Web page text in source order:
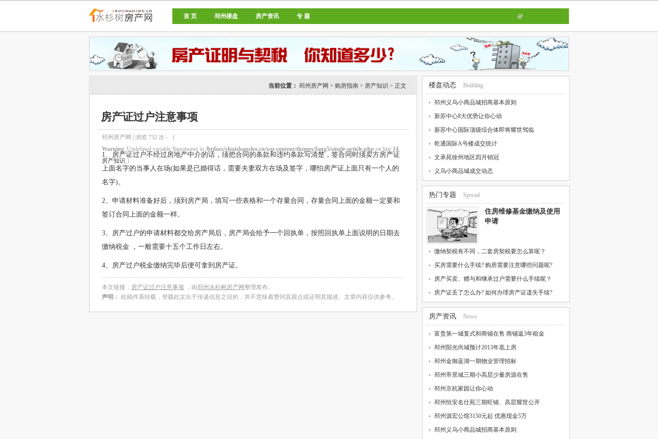
首 页 邳州楼盘 房产资讯 专 题 @
当前位置： 邳州房产网 > 购房指南 > 房产知识 > 正文
房产证过户注意事项
邳州房产网 | 浏览 732 次 - ｛
Warning: Undefined variable $taxonomy in /htdocs/shuishanshu.cn/wp-content/themes/fang5/single-article.php on line 14
房产知识 ｝
1、房产证过户不经过房地产中介的话，须把合同的条款和违约条款写清楚，签合同时须卖方房产证
上面名字的当事人在场(如果是已婚得话，需要夫妻双方在场及签字，哪怕房产证上面只有一个人的
名字)。
2、申请材料准备好后，须到房产局，填写一些表格和一个存量合同，存量合同上面的金额一定要和
签订合同上面的金额一样。
3、房产过户的申请材料都交给房产局后，房产局会给予一个回执单，按照回执单上面说明的日期去
缴纳税金 ，一般需要十五个工作日左右。
4、房产过户税金缴纳完毕后便可拿到房产证。
本文链接： 房产证过户注意事项 ，由邳州水杉树房产网整理发布。
声明：
此稿件系转载，登载此文出于传递信息之目的，并不意味着赞同其观点或证明其描述。文章内容仅供参考。
楼盘动态 Building
邳州义乌小商品城招商基本原则
新苏中心8大优势让你心动
新苏中心国际顶级综合体即将耀世驾临
乾通国际A号楼成交统计
文承苑徐州地区四月销冠
义乌小商品城成交动态
热门专题 Special
住房维修基金缴纳及使用
申请
缴纳契税有不同，二套房契税要怎么算呢？
买房需要什么手续? 购房需要注意哪些问题呢?
房产买卖、赠与和继承过户需要什么手续呢？
房产证丢了怎么办? 如何办理房产证遗失手续?
房产资讯 News
富贵第一城复式和商铺在售 商铺返3年租金
邳州阳光尚城预计2013年底上房
邳州金御蓝湖一期物业管理招标
邳州帝景城三期小高层少量房源在售
邳州京杭家园让你心动
邳州恒安名仕苑三期旺铺、高层耀世公开
邳州源宏公馆3150元起 优惠现金5万
邳州义乌小商品城招商基本原则